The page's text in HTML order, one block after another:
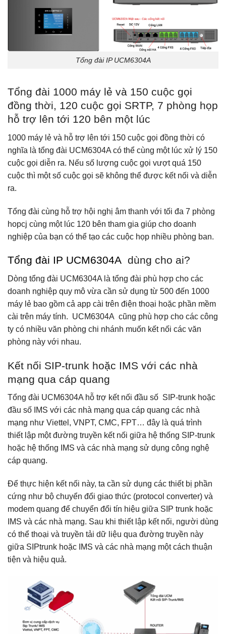
Tổng đài IP UCM6304A
Tổng đài 1000 máy lẻ và 150 cuộc gọi
đồng thời, 120 cuộc gọi SRTP, 7 phòng họp
hỗ trợ lên tới 120 bên một lúc
1000 máy lẻ và hỗ trợ lên tới 150 cuộc gọi đồng thời có
nghĩa là tổng đài UCM6304A có thể cùng một lúc xử lý 150
cuộc gọi diễn ra. Nếu số lượng cuộc gọi vượt quá 150
cuộc thì một số cuộc gọi sẽ không thể được kết nối và diễn
ra.
Tổng đài cùng hỗ trợ hội nghị âm thanh với tối đa 7 phòng
hopcj cùng một lúc 120 bên tham gia giúp cho doanh
nghiệp của bạn có thể tạo các cuộc họp nhiều phòng ban.
Tổng đài IP UCM6304A dùng cho ai?
Dòng tổng đài UCM6304A là tổng đài phù hợp cho các
doanh nghiệp quy mô vừa cần sử dụng từ 500 đến 1000
máy lẻ bao gồm cả app cài trên điện thoại hoặc phần mềm
cài trên máy tính. UCM6304A cũng phù hợp cho các công
ty có nhiều văn phòng chi nhánh muốn kết nối các văn
phòng này với nhau.
Kết nối SIP-trunk hoặc IMS với các nhà
mạng qua cáp quang
Tổng đài UCM6304A hỗ trợ kết nối đầu số SIP-trunk hoặc
đầu số IMS với các nhà mạng qua cáp quang các nhà
mạng như Viettel, VNPT, CMC, FPT… đây là quá trình
thiết lập một đường truyền kết nối giữa hệ thống SIP-trunk
hoặc hệ thống IMS và các nhà mạng sử dụng công nghệ
cáp quang.
Để thực hiện kết nối này, ta cần sử dụng các thiết bị phần
cứng như bộ chuyển đổi giao thức (protocol converter) và
modem quang để chuyển đổi tín hiệu giữa SIP trunk hoặc
IMS và các nhà mạng. Sau khi thiết lập kết nối, người dùng
có thể thoại và truyền tải dữ liệu qua đường truyền này
giữa SIPtrunk hoặc IMS và các nhà mạng một cách thuận
tiện và hiệu quả.